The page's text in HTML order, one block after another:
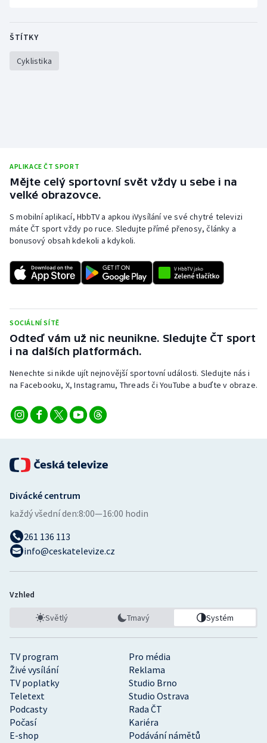
ŠTÍTKY
Cyklistika
APLIKACE ČT SPORT
Mějte celý sportovní svět vždy u sebe i na
velké obrazovce.
S mobilní aplikací, HbbTV a apkou iVysílání ve své chytré televizi
máte ČT sport vždy po ruce. Sledujte přímé přenosy, články a
bonusový obsah kdekoli a kdykoli.
SOCIÁLNÍ SÍTĚ
Odteď vám už nic neunikne. Sledujte ČT sport
i na dalších platformách.
Nenechte si nikde ujít nejnovější sportovní události. Sledujte nás i
na Facebooku, X, Instagramu, Threads či YouTube a buďte v obraze.
TV program
Pro média
Živé vysílání
Reklama
TV poplatky
Studio Brno
Teletext
Studio Ostrava
Podcasty
Rada ČT
Počasí
Kariéra
E-shop
Podávání námětů
Divácké centrum
každý všední den:8:00—16:00 hodin
261 136 113
info@ceskatelevize.cz
Vzhled
Světlý Tmavý Systém